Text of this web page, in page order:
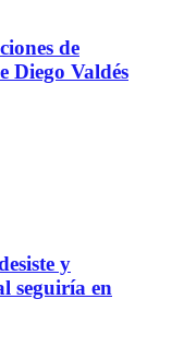
de
Diego Valdés
y
seguiría en